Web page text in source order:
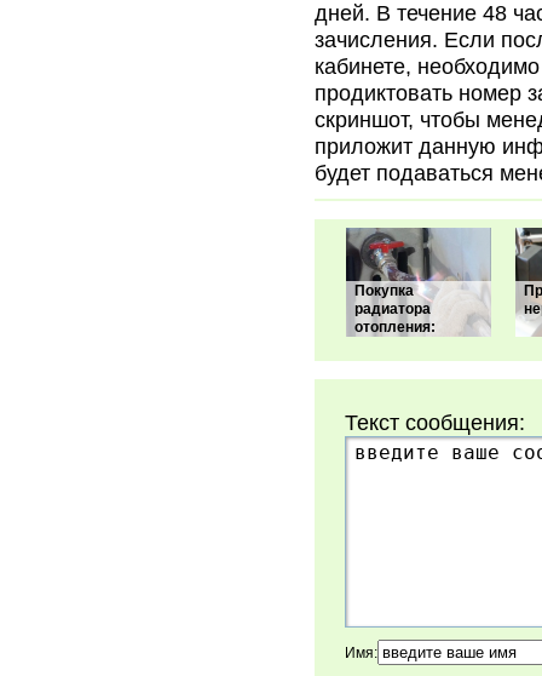
дней. В течение 48
зачисления. Если
кабинете,
продиктовать номер
скриншот, чтобы
приложит данную
будет подаваться
Покупка
радиатора
отопления:
Текст сообщения:
Имя: